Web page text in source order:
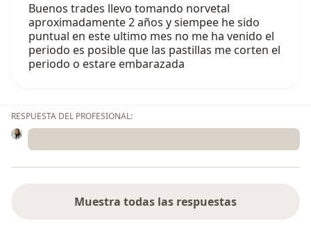
Buenos trades llevo tomando norvetal
aproximadamente 2 años y siempee he sido
puntual en este ultimo mes no me ha venido el
periodo es posible que las pastillas me corten el
periodo o estare embarazada
RESPUESTA DEL PROFESIONAL:
Muestra todas las respuestas